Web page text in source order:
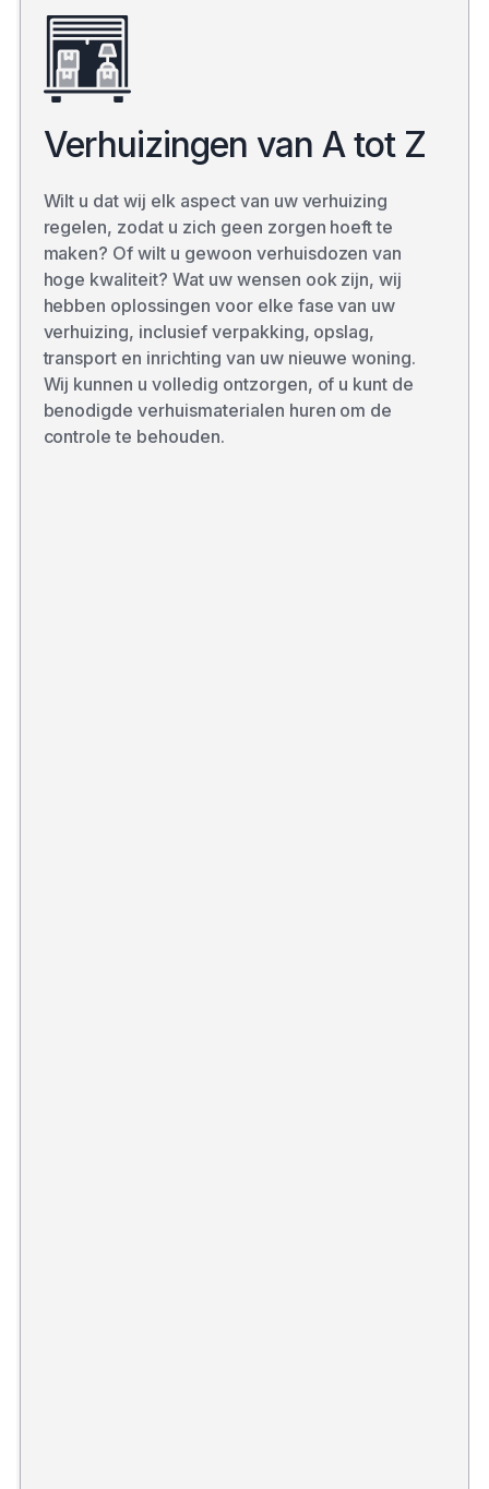
Verhuizingen van A tot Z
Wilt u dat wij elk aspect van uw verhuizing
regelen, zodat u zich geen zorgen hoeft te
maken? Of wilt u gewoon verhuisdozen van
hoge kwaliteit? Wat uw wensen ook zijn, wij
hebben oplossingen voor elke fase van uw
verhuizing, inclusief verpakking, opslag,
transport en inrichting van uw nieuwe woning.
Wij kunnen u volledig ontzorgen, of u kunt de
benodigde verhuismaterialen huren om de
controle te behouden.